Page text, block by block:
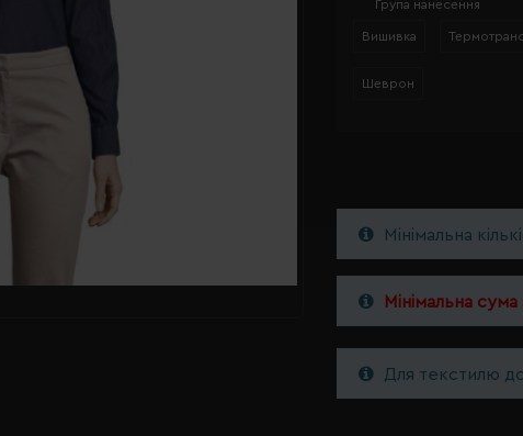
Група нанесення
Вишивка
Шеврон
Мінімальна
Мінімальна
Для текстилю